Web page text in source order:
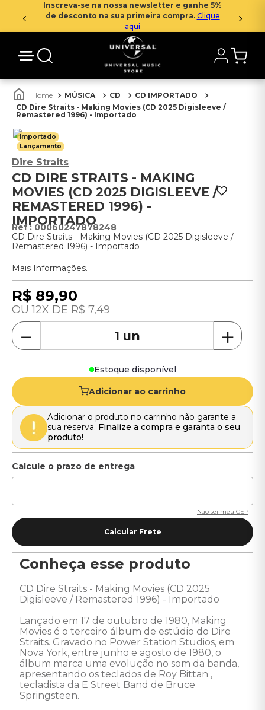
Inscreva-se na nossa newsletter e ganhe 5%
de desconto na sua primeira compra. Clique
aqui
MÚSICA CD
CD IMPORTADO
CD Dire Straits - Making Movies (CD 2025 Digisleeve /
Remastered 1996) - Importado
Importado
Lançamento
Dire Straits
CD DIRE STRAITS - MAKING
MOVIES (CD 2025 DIGISLEEVE /
REMASTERED 1996) -
IMPORTADO
: 00060247878248
CD Dire Straits - Making Movies (CD 2025 Digisleeve /
Remastered 1996) - Importado
Mais Informações.
R$ 89,90
12 R$ 7,49
＋
－
Estoque disponível
Adicionar ao carrinho
Adicionar o produto no carrinho não garante a
sua reserva. Finalize a compra e garanta o seu
produto!
Não sei meu CEP
Conheça esse produto
CD Dire Straits - Making Movies (CD 2025
Digisleeve / Remastered 1996) - Importado
Lançado em 17 de outubro de 1980, Making
Movies é o terceiro álbum de estúdio do Dire
Straits. Gravado no Power Station Studios, em
Nova York, entre junho e agosto de 1980, o
álbum marca uma evolução no som da banda,
apresentando os teclados de Roy Bittan ,
tecladista da E Street Band de Bruce
Springsteen.